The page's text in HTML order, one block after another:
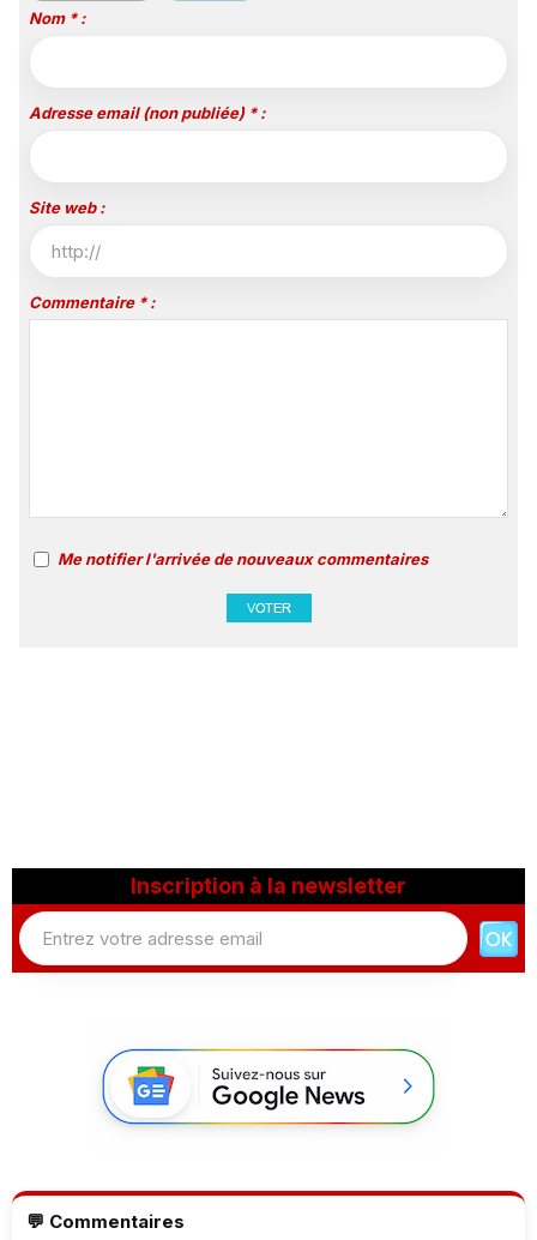
Nom * :
Adresse email (non publiée) * :
Site web :
Commentaire * :
Me notifier l'arrivée de nouveaux commentaires
Inscription à la newsletter
💬 Commentaires